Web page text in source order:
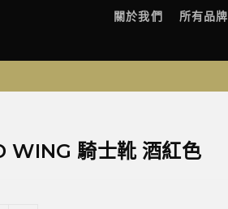
關於我們 所有品牌
WING 騎士靴 酒紅色